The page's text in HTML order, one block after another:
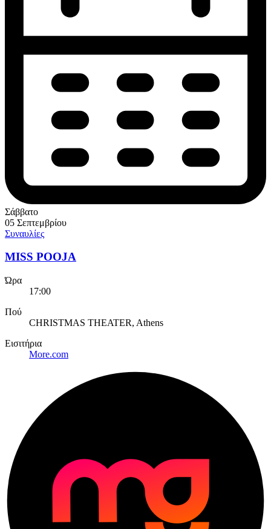
Σάββατο
05 Σεπτεμβρίου
Συναυλίες
MISS POOJA
Ώρα
17:00
Πού
CHRISTMAS THEATER, Athens
Εισιτήρια
More.com